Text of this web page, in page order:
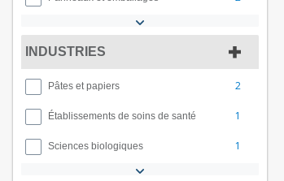
INDUSTRIES
Pâtes et papiers 2
Établissements de soins de santé 1
Sciences biologiques 1